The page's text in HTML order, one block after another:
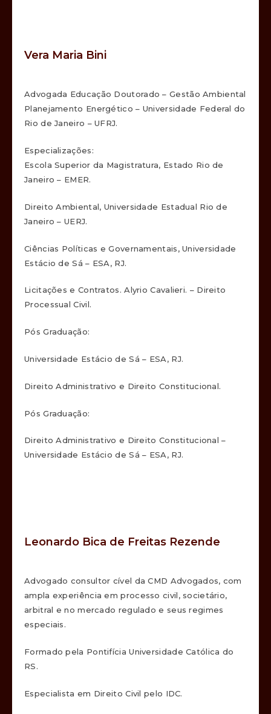
Vera Maria Bini
Advogada Educação Doutorado – Gestão Ambiental
Planejamento Energético – Universidade Federal do
Rio de Janeiro – UFRJ.
Especializações:
Escola Superior da Magistratura, Estado Rio de
Janeiro – EMER.
Direito Ambiental, Universidade Estadual Rio de
Janeiro – UERJ.
Ciências Políticas e Governamentais, Universidade
Estácio de Sá – ESA, RJ.
Licitações e Contratos. Alyrio Cavalieri. – Direito
Processual Civil.
Pós Graduação:
Universidade Estácio de Sá – ESA, RJ.
Direito Administrativo e Direito Constitucional.
Pós Graduação:
Direito Administrativo e Direito Constitucional –
Universidade Estácio de Sá – ESA, RJ.
Leonardo Bica de Freitas Rezende​
Advogado consultor cível da CMD Advogados, com
ampla experiência em processo civil, societário,
arbitral e no mercado regulado e seus regimes
especiais.
Formado pela Pontifícia Universidade Católica do
RS.
Especialista em Direito Civil pelo IDC.